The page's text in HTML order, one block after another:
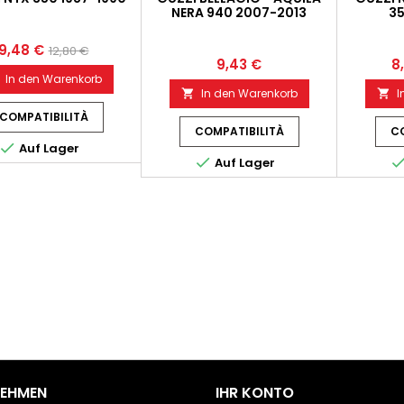
9,48 € 12,80 €
In den Warenkorb
COMPATIBILITÀ
 Auf Lager
NERA 940 2007-2013
9,43 €
 In den Warenkorb
COMPATIBILITÀ
 Auf Lager

IHR KONTO